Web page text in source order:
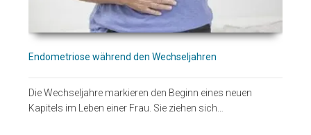
Endometriose während den Wechseljahren
Die Wechseljahre markieren den Beginn eines neuen
Kapitels im Leben einer Frau. Sie ziehen sich…